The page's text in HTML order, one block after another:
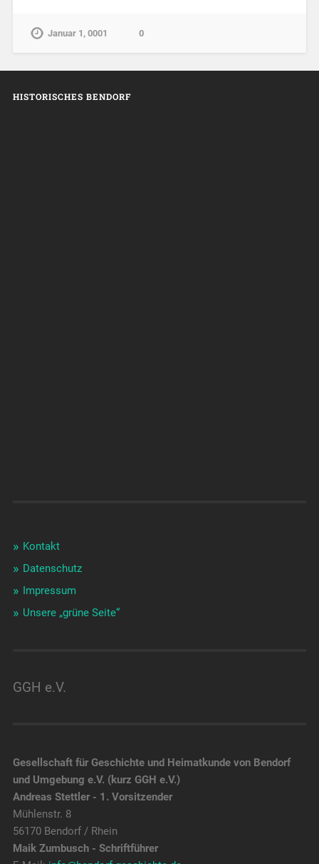
Januar 1, 0001 0
HISTORISCHES BENDORF
Kontakt
Datenschutz
Impressum
Unsere „grüne Seite“
GGH e.V.
Gesellschaft für Geschichte und Heimatkunde von Bendorf
und Umgebung e.V. (kurz GGH e.V.)
Andreas Stettler - 1. Vorsitzender
Mühlenstr. 8
56170 Bendorf / Rhein
Maik Zumbusch - Schriftführer